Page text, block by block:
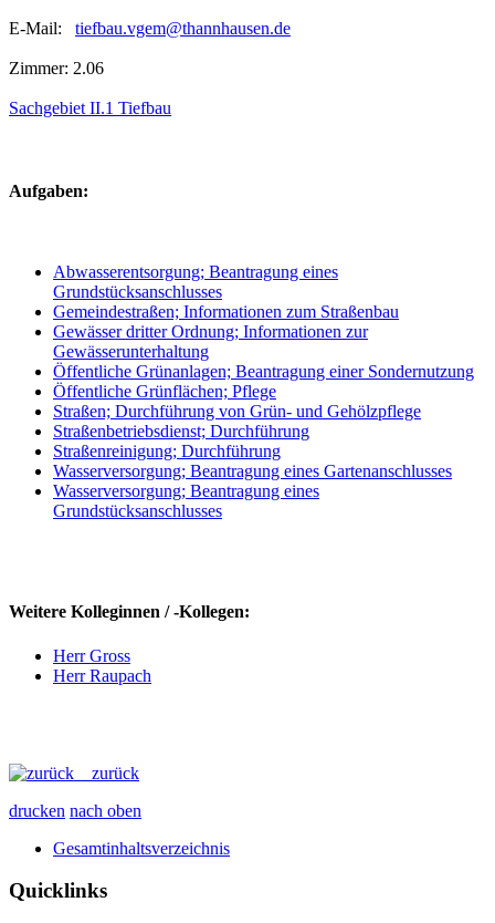
E-Mail: tiefbau.vgem@thannhausen.de
Zimmer: 2.06
Sachgebiet II.1 Tiefbau
Aufgaben:
Abwasserentsorgung; Beantragung eines
Grundstücksanschlusses
Gemeindestraßen; Informationen zum Straßenbau
Gewässer dritter Ordnung; Informationen zur
Gewässerunterhaltung
Öffentliche Grünanlagen; Beantragung einer Sondernutzung
Öffentliche Grünflächen; Pflege
Straßen; Durchführung von Grün- und Gehölzpflege
Straßenbetriebsdienst; Durchführung
Straßenreinigung; Durchführung
Wasserversorgung; Beantragung eines Gartenanschlusses
Wasserversorgung; Beantragung eines
Grundstücksanschlusses
Weitere Kolleginnen / -Kollegen:
Herr Gross
Herr Raupach
zurück
drucken nach oben
Gesamtinhaltsverzeichnis
Quicklinks